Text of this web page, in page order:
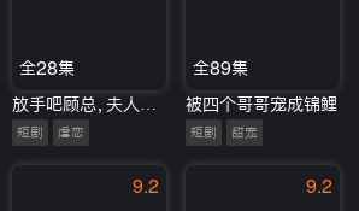
全28集
短剧 虐恋
全89集
被四个哥哥宠成锦鲤
短剧 甜宠
9.2 9.2